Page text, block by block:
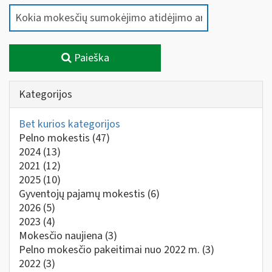
Paieška
Kategorijos
Bet kurios kategorijos
Pelno mokestis (47)
2024 (13)
2021 (12)
2025 (10)
Gyventojų pajamų mokestis (6)
2026 (5)
2023 (4)
Mokesčio naujiena (3)
Pelno mokesčio pakeitimai nuo 2022 m. (3)
2022 (3)